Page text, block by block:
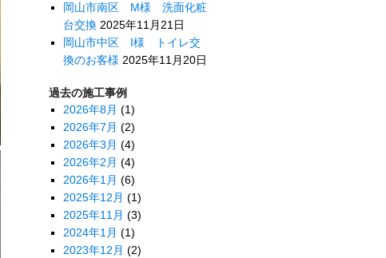
岡山市南区 M様 洗面化粧
台交換 2025年11月21日
岡山市中区 I様 トイレ交
換のお客様 2025年11月20日
過去の施工事例
2026年8月 (1)
2026年7月 (2)
2026年3月 (4)
2026年2月 (4)
2026年1月 (6)
2025年12月 (1)
2025年11月 (3)
2024年1月 (1)
2023年12月 (2)